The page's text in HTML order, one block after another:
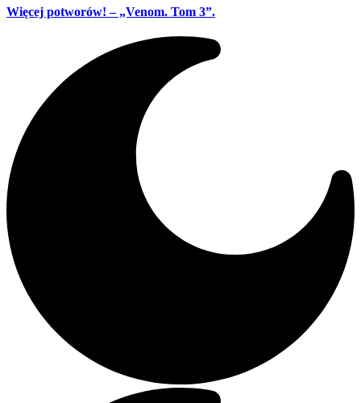
Więcej potworów! – „Venom. Tom 3”.